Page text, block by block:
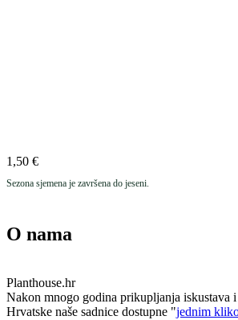
1,50 €
Sezona sjemena je završena do jeseni.
O nama
Planthouse.hr
Nakon mnogo godina prikupljanja iskustava
Hrvatske naše sadnice dostupne "jednim